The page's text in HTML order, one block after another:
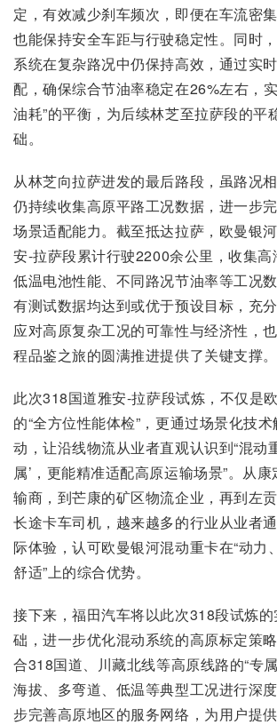
定，有效减少刹车频次，即便在车流密
也能保持安全车距与行驶稳定性。同时
系统在复杂路况中仍保持高效，通过实
配，确保综合节油率稳定在26%左右，
油耗”的平衡，为后续林芝至拉萨段的平
础。
从林芝向拉萨进发的最后路段，虽路况
仍持续收集高原平路工况数据，进一步
场景适配能力。截至抵达拉萨，欧曼银
安-拉萨段累计行驶2200余公里，收集高
低温电池性能、不同路况节油率等工况
有测试数据均达到或优于预设目标，充
应对高原复杂工况的可靠性与经济性，
程品鉴之旅的圆满推进提供了关键支撑。
此次318国道雅安-拉萨段试炼，不仅是
的“全方位性能体检”，更通过场景化技
动，让沿线物流从业者直观认识到“混动
属’，更能精准适配高原运输场景”。从
输商，到芒康的矿区物流企业，再到左
长途卡车司机，越来越多的行业从业者
际体验，认可欧曼银河混动重卡在“动力
舒适”上的综合优势。
接下来，福田汽车将以此次318段试炼
础，进一步优化混动系统的高原标定策
合318国道、川藏北线等高原线路的“专
海拔、多弯道、低温等典型工况进行深
步完善高原地区的服务网络，为用户提